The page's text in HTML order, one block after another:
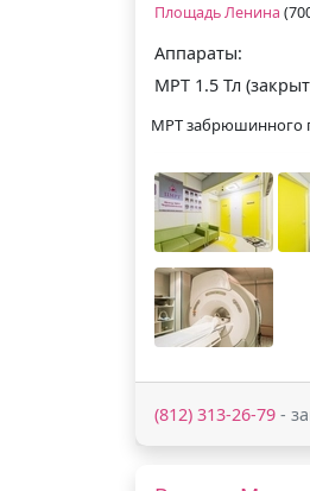
Площадь Ленина
Аппараты:
МРТ 1.5 Тл
МРТ забрюшинного
(812) 313-26-79 -